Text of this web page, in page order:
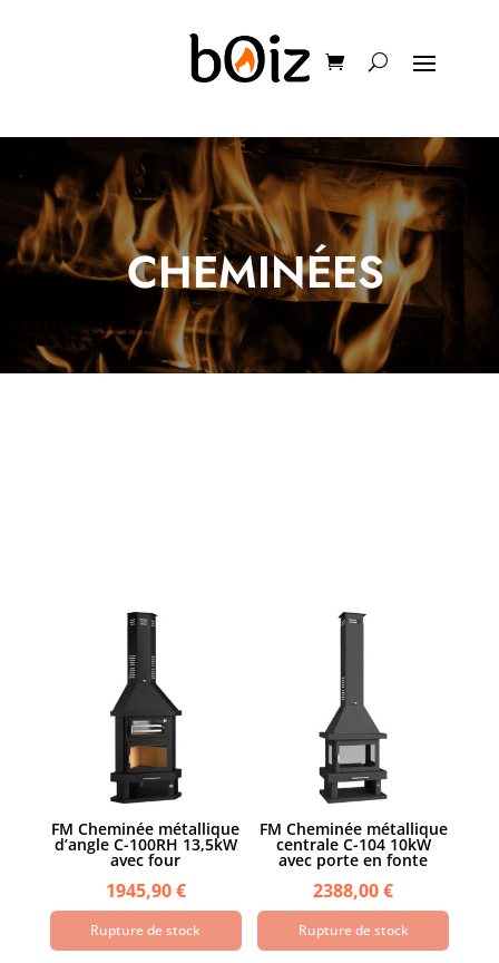
CHEMINÉES
FM Cheminée métallique
d’angle C-100RH 13,5kW
avec four
1945,90€
Rupture de stock
FM Cheminée métallique
centrale C-104 10kW
avec porte en fonte
2388,00€
Rupture de stock